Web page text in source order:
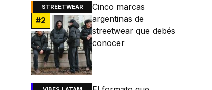
STREETWEAR
#2
Cinco marcas
argentinas de
streetwear que debés
conocer